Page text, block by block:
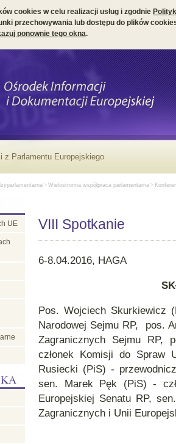
cookies w celu realizacji usług i zgodnie
przechowywania lub dostępu do plików
ponownie tego okna.
z Parlamentu Europejskiego
> Wielostronna współpraca parlamentarna >
UE VIII Spotkanie
6-8.04.2016, HAGA
Pos. Wojciech Skurkiewicz
Narodowej Sejmu RP, pos.
Zagranicznych Sejmu RP,
członek Komisji do Spraw
Rusiecki (PiS) -
sen. Marek Pęk (PiS) -
Europejskiej Senatu RP,
Zagranicznych i Unii